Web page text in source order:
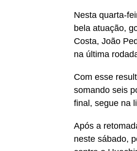
Nesta quarta-
bela atuação,
Costa, João
na última
Com esse
somando seis
final, segue na
Após a
neste sábado,